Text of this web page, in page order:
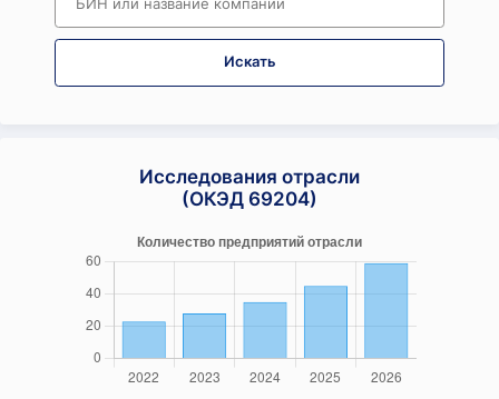
Искать
Исследования отрасли
(ОКЭД 69204)